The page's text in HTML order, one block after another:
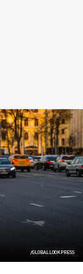
/GLOBALLOOKPRESS